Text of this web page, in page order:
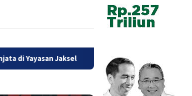
Polri Pastikan Proses Pemeriksaan Personel